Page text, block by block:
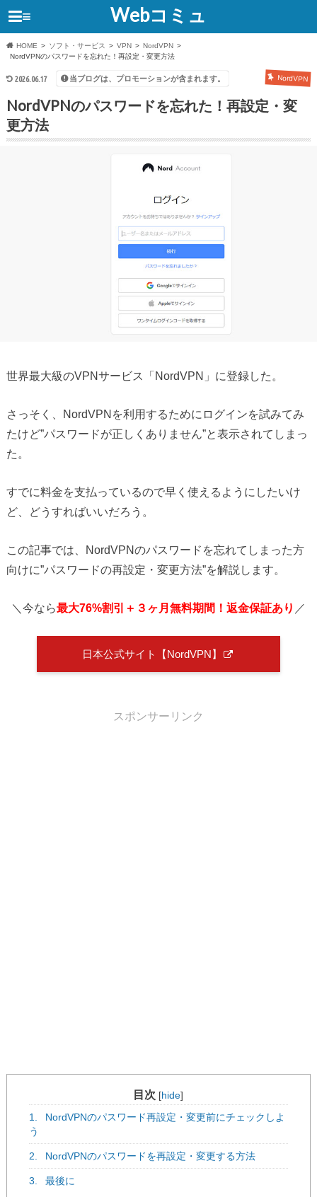
Webコミュ
≡
HOME ソフト・サービス VPN
NordVPN
NordVPNのパスワードを忘れた！再設定・変更方法
2026.06.17 NordVPN
当ブログは、プロモーションが含まれます。
NordVPNのパスワードを忘れた！再設定・変
更方法
世界最大級のVPNサービス「NordVPN」に登録した。
さっそく、NordVPNを利用するためにログインを試みてみ
たけど”パスワードが正しくありません”と表示されてしまっ
た。
すでに料金を支払っているので早く使えるようにしたいけ
ど、どうすればいいだろう。
この記事では、NordVPNのパスワードを忘れてしまった方
向けに”パスワードの再設定・変更方法”を解説します。
＼今なら最大76%割引＋３ヶ月無料期間！返金保証あり ／
日本公式サイト【NordVPN】
スポンサーリンク
目次 [hide]
1.
NordVPNのパスワード再設定・変更前にチェックしよ
う
2. NordVPNのパスワードを再設定・変更する方法
3. 最後に